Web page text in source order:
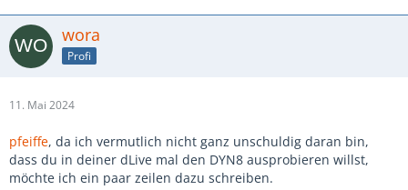
wora
Profi
11. Mai 2024
pfeiffe, da ich vermutlich nicht ganz unschuldig daran bin,
dass du in deiner dLive mal den DYN8 ausprobieren willst,
möchte ich ein paar zeilen dazu schreiben.